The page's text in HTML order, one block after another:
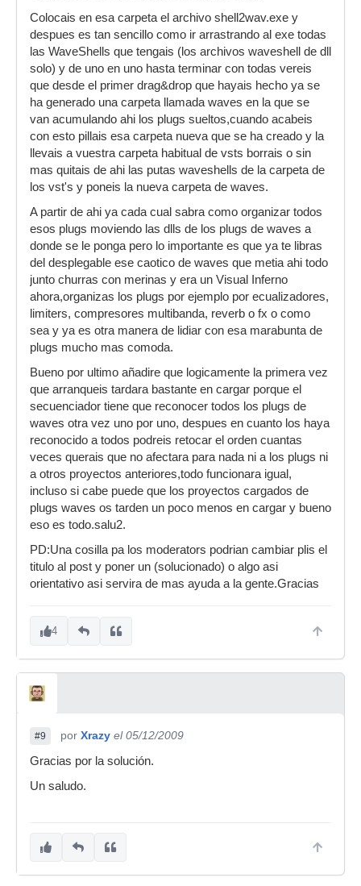
Colocais en esa carpeta el archivo shell2wav.exe y
despues es tan sencillo como ir arrastrando al exe todas
las WaveShells que tengais (los archivos waveshell de dll
solo) y de uno en uno hasta terminar con todas vereis
que desde el primer drag&drop que hayais hecho ya se
ha generado una carpeta llamada waves en la que se
van acumulando ahi los plugs sueltos,cuando acabeis
con esto pillais esa carpeta nueva que se ha creado y la
llevais a vuestra carpeta habitual de vsts borrais o sin
mas quitais de ahi las putas waveshells de la carpeta de
los vst's y poneis la nueva carpeta de waves.
A partir de ahi ya cada cual sabra como organizar todos
esos plugs moviendo las dlls de los plugs de waves a
donde se le ponga pero lo importante es que ya te libras
del desplegable ese caotico de waves que metia ahi todo
junto churras con merinas y era un Visual Inferno
ahora,organizas los plugs por ejemplo por ecualizadores,
limiters, compresores multibanda, reverb o fx o como
sea y ya es otra manera de lidiar con esa marabunta de
plugs mucho mas comoda.
Bueno por ultimo añadire que logicamente la primera vez
que arranqueis tardara bastante en cargar porque el
secuenciador tiene que reconocer todos los plugs de
waves otra vez uno por uno, despues en cuanto los haya
reconocido a todos podreis retocar el orden cuantas
veces querais que no afectara para nada ni a los plugs ni
a otros proyectos anteriores,todo funcionara igual,
incluso si cabe puede que los proyectos cargados de
plugs waves os tarden un poco menos en cargar y bueno
eso es todo.salu2.
PD:Una cosilla pa los moderators podrian cambiar plis el
titulo al post y poner un (solucionado) o algo asi
orientativo asi servira de mas ayuda a la gente.Gracias
4
#9 por Xrazy el 05/12/2009
Gracias por la solución.
Un saludo.